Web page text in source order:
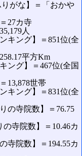
りがな】＝「おかや
27カ寺
人
キング】＝851位(全
平方Km
ング】＝467位(全国
13,878世帯
キング】＝831位(全
の寺院数】＝76.75
の寺院数】＝10.46カ
寺院数】＝194.55カ